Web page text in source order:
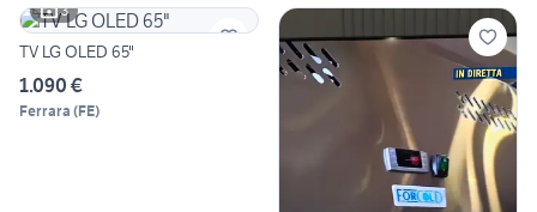
3
TV LG OLED 65"
1.090 €
Ferrara (FE)